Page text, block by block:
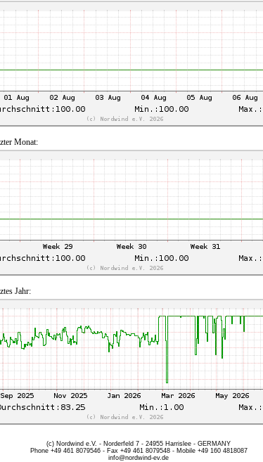
Monat:
Jahr:
(c) Nordwind e.V. - Norderfeld 7 - 24955 Harrislee - GERMANY
Phone +49 461 8079546 - Fax +49 461 8079548 - Mobile +49 160 4818087
info@nordwind-ev.de